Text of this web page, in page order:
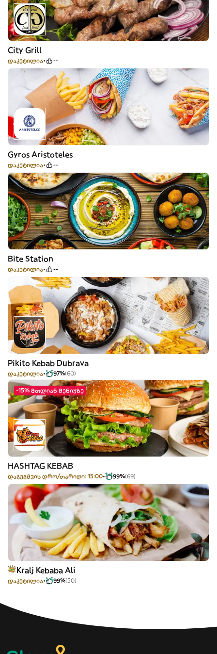
City Grill
დაკეტილია --
Gyros Aristoteles
დაკეტილია --
Bite Station
დაკეტილია --
Pikito Kebab Dubrava
დაკეტილია 97%(60)
-15% მთლიან მენიუზე
HASHTAG KEBAB
დაგეგმვის დრო/თარიღი: 15:00 99%(69)
Kralj Kebaba Ali
დაკეტილია 99%(50)